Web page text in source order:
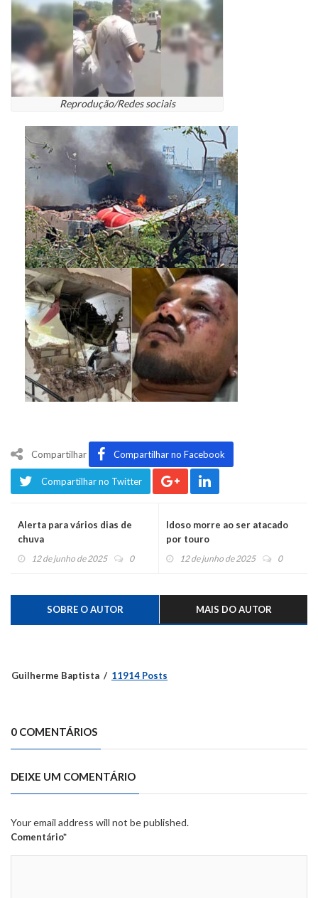
Reprodução/Redes sociais
Compartilhar Compartilhar no Facebook
Compartilhar no Twitter
Alerta para vários dias de
chuva
12 de junho de 2025 0
Idoso morre ao ser atacado
por touro
12 de junho de 2025 0
SOBRE O AUTOR MAIS DO AUTOR
Guilherme Baptista 11914 Posts
0 COMENTÁRIOS
DEIXE UM COMENTÁRIO
Your email address will not be published.
Comentário*